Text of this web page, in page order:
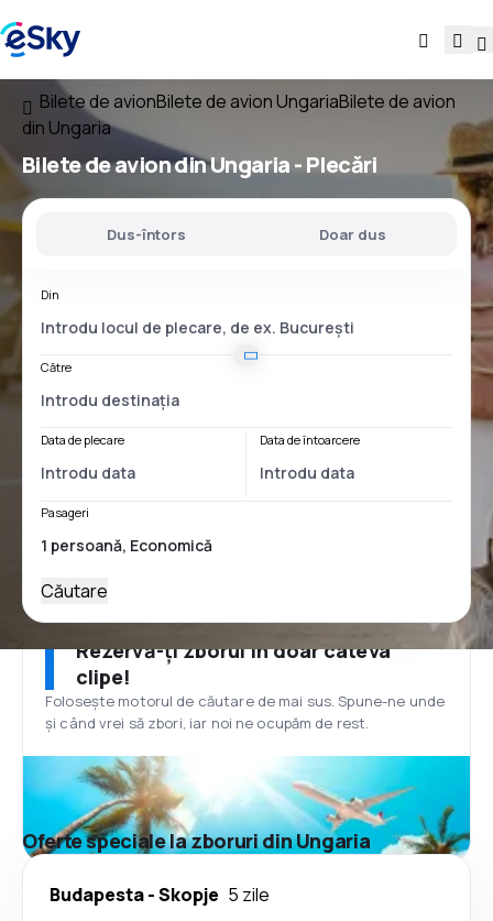
Bilete de avionBilete de avion UngariaBilete de avion
din Ungaria
Bilete de aviondin Ungaria- Plecări
Dus-întors Doar dus
Din
Către
Data de plecare Data de întoarcere
Pasageri
Căutare
Rezervă-ți zborul în doar câteva
clipe!
Folosește motorul de căutare de mai sus. Spune-ne unde
și când vrei să zbori, iar noi ne ocupăm de rest.
Oferte speciale la zboruri din Ungaria
Budapesta-Skopje 5 zile